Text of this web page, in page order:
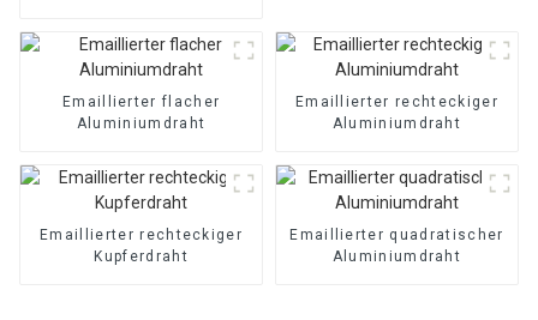
Emaillierter flacher
Aluminiumdraht
Emaillierter rechteckiger
Aluminiumdraht
Emaillierter rechteckiger
Kupferdraht
Emaillierter quadratischer
Aluminiumdraht